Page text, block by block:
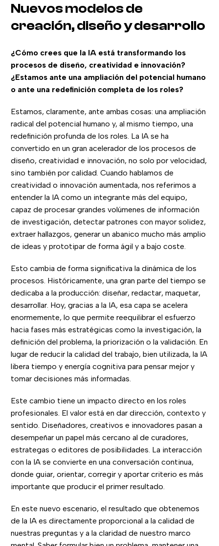
Nuevos modelos de
creación, diseño y desarrollo
¿Cómo crees que la IA está transformando los
procesos de diseño, creatividad e innovación?
¿Estamos ante una ampliación del potencial humano
o ante una redefinición completa de los roles?
Estamos, claramente, ante ambas cosas: una ampliación
radical del potencial humano y, al mismo tiempo, una
redefinición profunda de los roles. La IA se ha
convertido en un gran acelerador de los procesos de
diseño, creatividad e innovación, no solo por velocidad,
sino también por calidad. Cuando hablamos de
creatividad o innovación aumentada, nos referimos a
entender la IA como un integrante más del equipo,
capaz de procesar grandes volúmenes de información
de investigación, detectar patrones con mayor solidez,
extraer hallazgos, generar un abanico mucho más amplio
de ideas y prototipar de forma ágil y a bajo coste.
Esto cambia de forma significativa la dinámica de los
procesos. Históricamente, una gran parte del tiempo se
dedicaba a la producción: diseñar, redactar, maquetar,
desarrollar. Hoy, gracias a la IA, esa capa se acelera
enormemente, lo que permite reequilibrar el esfuerzo
hacia fases más estratégicas como la investigación, la
definición del problema, la priorización o la validación. En
lugar de reducir la calidad del trabajo, bien utilizada, la IA
libera tiempo y energía cognitiva para pensar mejor y
tomar decisiones más informadas.
Este cambio tiene un impacto directo en los roles
profesionales. El valor está en dar dirección, contexto y
sentido. Diseñadores, creativos e innovadores pasan a
desempeñar un papel más cercano al de curadores,
estrategas o editores de posibilidades. La interacción
con la IA se convierte en una conversación continua,
donde guiar, orientar, corregir y aportar criterio es más
importante que producir el primer resultado.
En este nuevo escenario, el resultado que obtenemos
de la IA es directamente proporcional a la calidad de
nuestras preguntas y a la claridad de nuestro marco